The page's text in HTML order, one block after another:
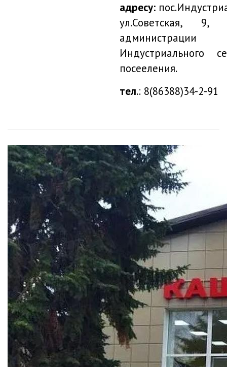
адресу:
ул.Советская, 9,
администрации
Индустриального
посееления.
тел.: 8(86388)34-2-91